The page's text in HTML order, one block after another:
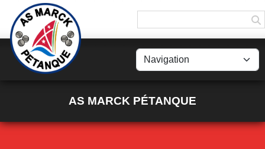
AS MARCK PÉTANQUE
Panneau de gestion des cookies